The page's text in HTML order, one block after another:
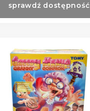
sprawdź dostępność